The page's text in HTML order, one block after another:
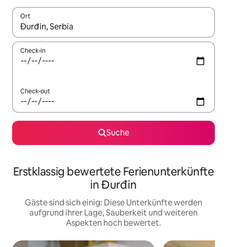
Ort
Wenn Ergebnisse verfügbar sind, navigiere mit den
Check-in
Check-out
Suche
Erstklassig bewertete Ferienunterkünfte
in Đurđin
Gäste sind sich einig: Diese Unterkünfte werden
aufgrund ihrer Lage, Sauberkeit und weiteren
Aspekten hoch bewertet.